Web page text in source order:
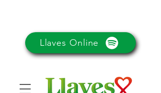
Llaves Online